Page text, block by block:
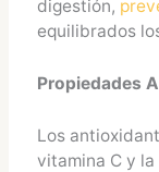
digestión,
equilibrados
Propiedades
Los
vitamina C y